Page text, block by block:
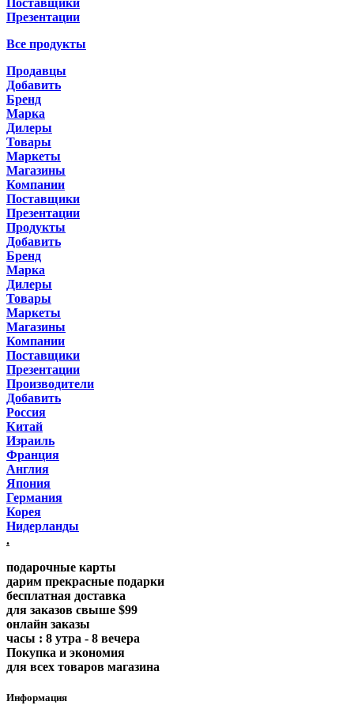
Поставщики
Презентации
Все продукты
Продавцы
Добавить
Бренд
Марка
Дилеры
Товары
Маркеты
Магазины
Компании
Поставщики
Презентации
Продукты
Добавить
Бренд
Марка
Дилеры
Товары
Маркеты
Магазины
Компании
Поставщики
Презентации
Производители
Добавить
Россия
Китай
Израиль
Франция
Англия
Япония
Германия
Корея
Нидерланды
.
подарочные карты
дарим прекрасные подарки
бесплатная доставка
для заказов свыше $99
онлайн заказы
часы : 8 утра - 8 вечера
Покупка и экономия
для всех товаров магазина
Информация